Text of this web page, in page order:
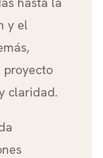
y el
proyecto
claridad.